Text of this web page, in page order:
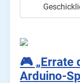
🎮 „Errate
Arduino-